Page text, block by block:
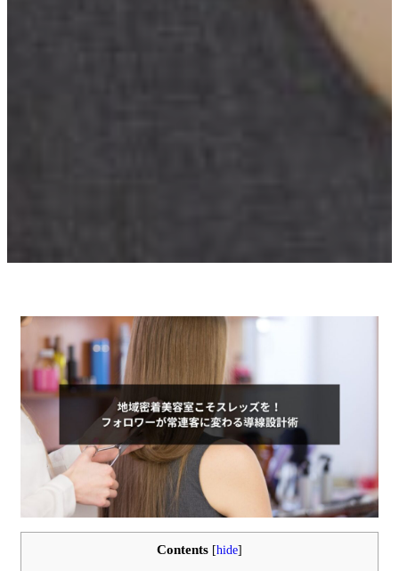
Contents [hide]